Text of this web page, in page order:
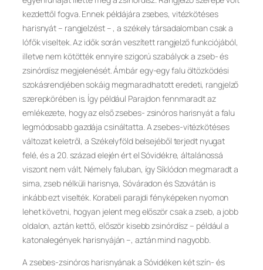
kezdettől fogva. Ennek példájára zsebes, vitézkötéses
harisnyát – rangjelzést – , a székely társadalomban csak a
lófők viseltek. Az idők során veszített rangjelző funkciójából,
illetve nem kötötték ennyire szigorú szabályok a zseb- és
zsinórdísz megjelenését. Ámbár egy-egy falu öltözködési
szokásrendjében sokáig megmaradhatott eredeti, rangjelző
szerepkörében is. Így például Parajdon fennmaradt az
emlékezete, hogy az első zsebes- zsinóros harisnyát a falu
legmódosabb gazdája csináltatta. A zsebes-vitézkötéses
változat keletről, a Székelyföld belsejéből terjedt nyugat
felé, és a 20. század elején ért el Sóvidékre, általánossá
viszont nem vált. Némely faluban, így Síklódon megmaradt a
sima, zseb nélküli harisnya, Sóváradon és Szovátán is
inkább ezt viselték. Korabeli parajdi fényképeken nyomon
lehet követni, hogyan jelent meg először csak a zseb, a jobb
oldalon, aztán kettő, először kisebb zsinórdísz – például a
katonalegények harisnyáján –, aztán mind nagyobb.
A zsebes-zsinóros harisnyának a Sóvidéken két szín- és